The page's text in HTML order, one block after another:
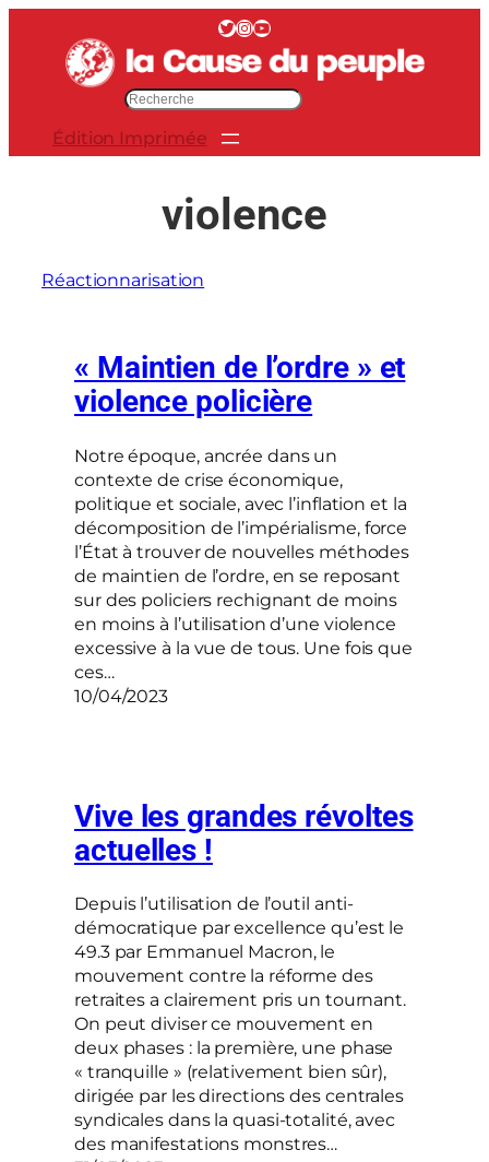
contenu
Twitter InstagramYouTube
e
Édition Imprimée
violence
Réactionnarisation
« Maintien de l’ordre » et
violence policière
Notre époque, ancrée dans un
contexte de crise économique,
politique et sociale, avec l’inflation et la
décomposition de l’impérialisme, force
l’État à trouver de nouvelles méthodes
de maintien de l’ordre, en se reposant
sur des policiers rechignant de moins
en moins à l’utilisation d’une violence
excessive à la vue de tous. Une fois que
ces…
10/04/2023
Vive les grandes révoltes
actuelles !
Depuis l’utilisation de l’outil anti-
démocratique par excellence qu’est le
49.3 par Emmanuel Macron, le
mouvement contre la réforme des
retraites a clairement pris un tournant.
On peut diviser ce mouvement en
deux phases : la première, une phase
« tranquille » (relativement bien sûr),
dirigée par les directions des centrales
syndicales dans la quasi-totalité, avec
des manifestations monstres…